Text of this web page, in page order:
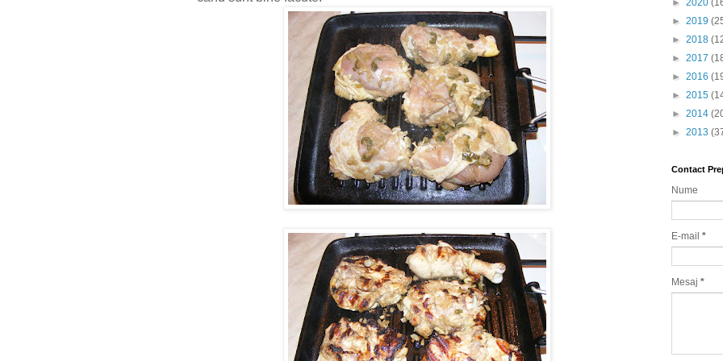
► 2020
► 2019
► 2018
► 2017
► 2016
► 2015
► 2014
► 2013
Contact
Nume
E-mail *
Mesaj *